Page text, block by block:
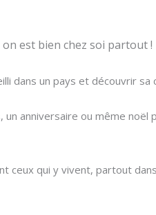
est bien chez soi partout !
dans un pays et découvrir sa
anniversaire ou même noël
qui y vivent, partout